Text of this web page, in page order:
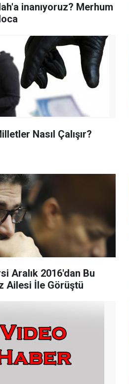
inanıyoruz? Merhum
Hoca
Nasıl Çalışır?
Aralık 2016'dan Bu
Ailesi İle Görüştü